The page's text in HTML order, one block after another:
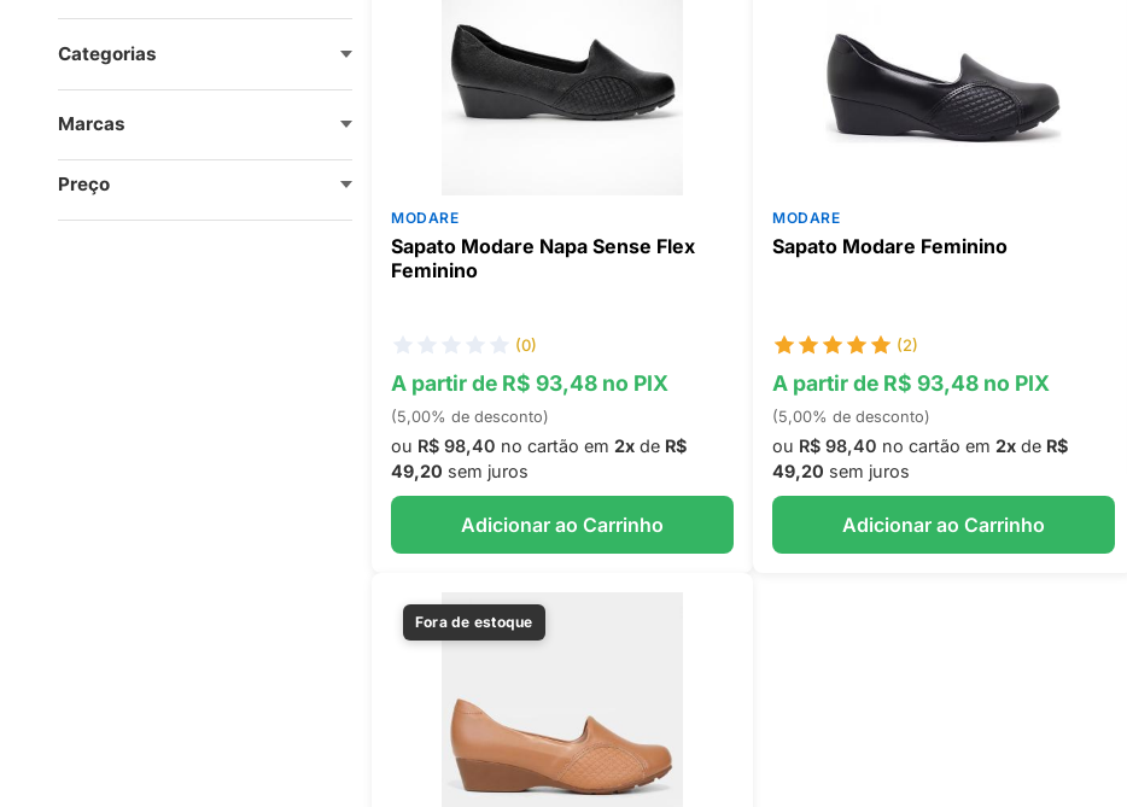
Preço
Categorias
Marcas
MODARE
Sapato Modare Napa Sense Flex
Feminino
(0)
A partir de R$ 93,48 no PIX
(5,00% de desconto)
ou R$ 98,40 no cartão em 2xde R$
49,20 sem juros
Adicionar ao Carrinho
MODARE
Sapato Modare Feminino
(2)
A partir de R$ 93,48 no PIX
(5,00% de desconto)
ou R$ 98,40 no cartão em 2xde R$
49,20 sem juros
Adicionar ao Carrinho
Fora de estoque